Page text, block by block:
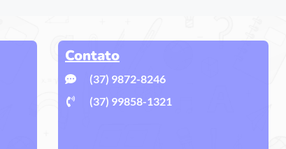
Contato
(37) 9872-8246
(37) 99858-1321